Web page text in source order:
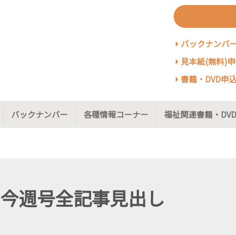
バックナンバ
見本紙(無料)
書籍・DVD申
バックナンバー 各種情報コーナー 福祉関連書籍・DVD
今週号全記事見出し